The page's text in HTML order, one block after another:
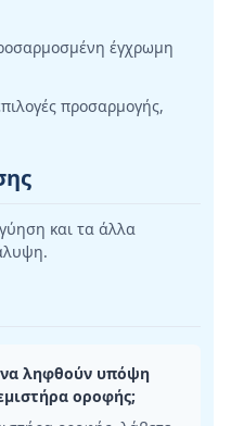
έγχρωμη
προσαρμογής,
και τα άλλα
να ληφθούν υπόψη
οροφής;